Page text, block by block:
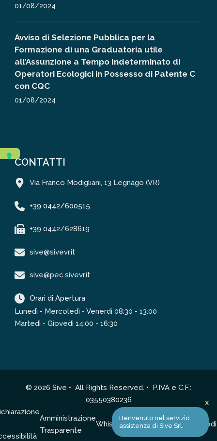
01/08/2024
Avviso di Selezione Pubblica per la
Formazione di una Graduatoria utile
all’Assunzione a Tempo Indeterminato di
Operatori Ecologici in Possesso di Patente C
con CQC
01/08/2024
CONTATTI
Via Franco Modigliani, 13 Legnago (VR)
+39 0442/600515
+39 0442/628619
sive@sivevr.it
sive@pec.sivevr.it
Orari di Apertura
Lunedì - Mercoledì - Venerdì 08:30 - 13:00
Martedì - Giovedì 14:00 - 16:30
© 2026 Sive • All Rights Reserved. • P.IVA e C.F.:
03550380236
Amministrazione
Trasparente
Whistleblowing
Privacy
Policy
Cookie
Policy
X
Benvenuto nel servizio
assistenza di Sive Srl.